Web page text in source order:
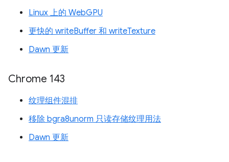
Linux 上的 WebGPU
更快的 writeBuffer 和 writeTexture
Dawn 更新
Chrome 143
纹理组件混排
移除 bgra8unorm 只读存储纹理用法
Dawn 更新